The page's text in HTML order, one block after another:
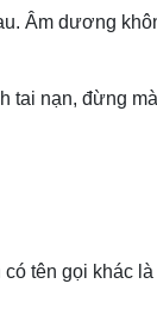
Âm dương
tai nạn, đừng
tên gọi khác